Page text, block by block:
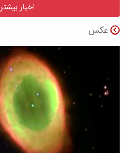
اخبار بیشتر
عکس